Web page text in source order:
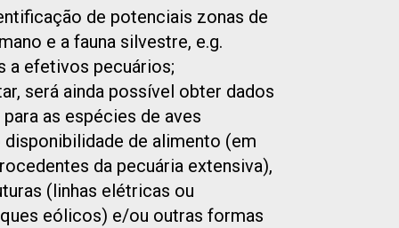
de potenciais zonas de
e a fauna silvestre, e.g.
a efetivos pecuários;
será ainda possível obter dados
as espécies de aves
de alimento (em
da pecuária extensiva),
(linhas elétricas ou
eólicos) e/ou outras formas